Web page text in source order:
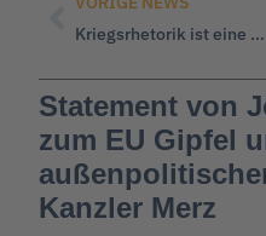
Kriegsrhetorik ist eine Gefahr für unsere Freiheit!
Statement von
zum EU Gipfel
Kanzler Merz